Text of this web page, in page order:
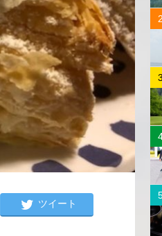
ツイート